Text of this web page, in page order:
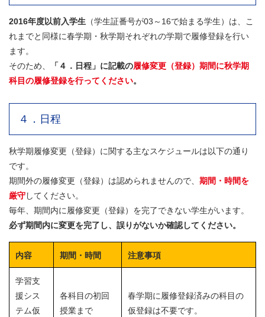
2016年度以前入学生 （学生証番号が03～16で始まる学生）は、こ
れまでと同様に春学期・秋学期それぞれの学期で履修登録を行い
ます。
そのため、
「４．日程」に記載の履修変更（登録）期間に秋学期
科目の履修登録を行ってください。
４．日程
秋学期履修変更（登録）に関する主なスケジュールは以下の通り
です。
期間外の履修変更（登録）は認められませんので、 期間・時間を
厳守してください。
毎年、期間内に履修変更（登録）を完了できない学生がいます。
必ず期間内に変更を完了し、誤りがないか確認してください。
内容 期間・時間 注意事項
学習支
援シス
テム仮
各科目の初回
授業まで
春学期に履修登録済みの科目の
仮登録は不要です。